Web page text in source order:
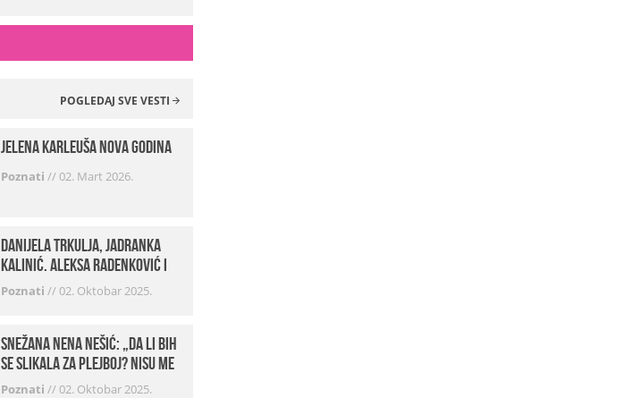
POGLEDAJ SVE VESTI
Jelena Karleuša Nova godina
Poznati //02. Mart 2026.
Danijela Trkulja, Jadranka
Kalinić, Aleksa Radenković i
Husa Beat Street u Kabareu 13
Poznati //02. Oktobar 2025.
Snežana Nena Nešić: „Da li bih
se slikala za Plejboj? Nisu me
zvali…“ (FOTO+VIDEO)
Poznati //02. Oktobar 2025.